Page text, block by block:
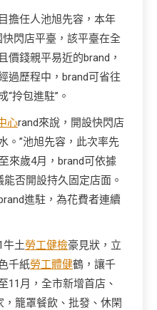
擔任人池旭先容，本年
閃店平臺，該平臺在全
價錢親平易近的brand，
過歷程中，brand可省往
拎包進駐”。
心rand來說，開設快閃店
。”池旭先容，此次率先
來歲4月，brand可依據
能否開設持久固定店面。
進駐，為花費者連續
牛土勞工健檢豪見狀，立
千紙勞工體健鶴，讓千
11月，全市新增首店、
籠罩餐飲、批發、休閑